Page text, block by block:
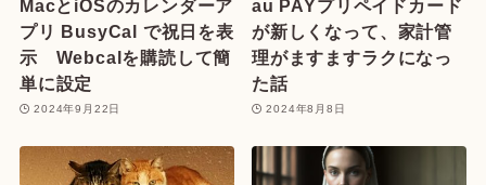
MacとiOSのカレンダーア
プリ BusyCal で祝日を表
示 Webcalを購読して簡
単に設定
2024年9月22日
au PAYプリペイドカード
が新しくなって、家計管
理がますますラクになっ
た話
2024年8月8日